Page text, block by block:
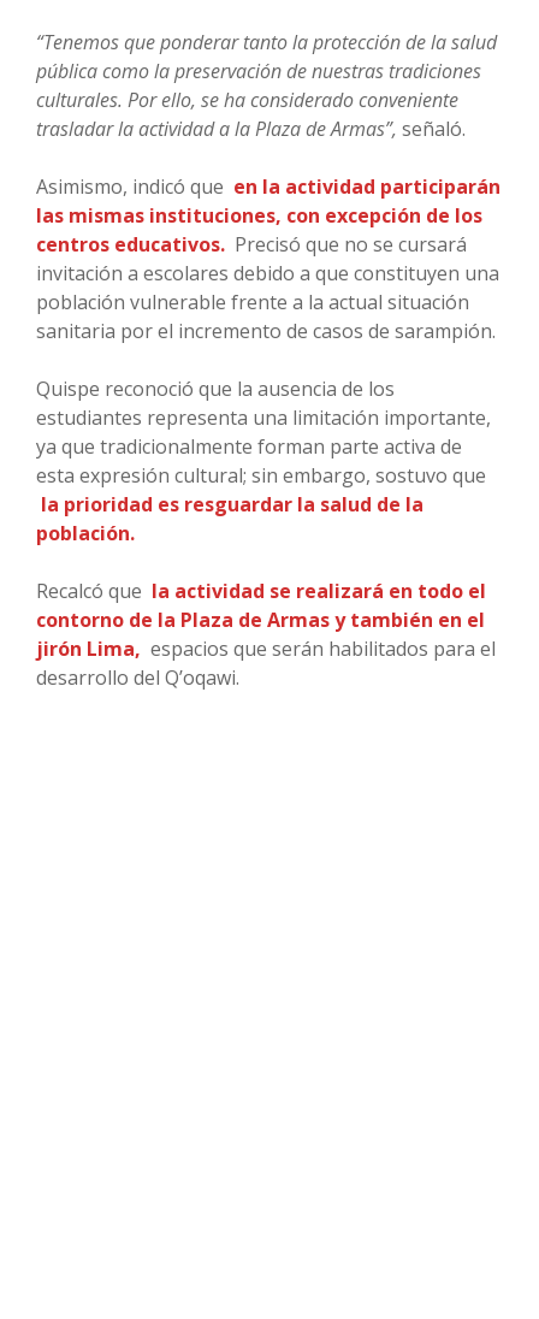
“Tenemos que ponderar tanto la protección de la salud
pública como la preservación de nuestras tradiciones
culturales. Por ello, se ha considerado conveniente
trasladar la actividad a la Plaza de Armas”, señaló.
Asimismo, indicó que en la actividad participarán
las mismas instituciones, con excepción de los
centros educativos. Precisó que no se cursará
invitación a escolares debido a que constituyen una
población vulnerable frente a la actual situación
sanitaria por el incremento de casos de sarampión.
Quispe reconoció que la ausencia de los
estudiantes representa una limitación importante,
ya que tradicionalmente forman parte activa de
esta expresión cultural; sin embargo, sostuvo que
la prioridad es resguardar la salud de la
población.
Recalcó que la actividad se realizará en todo el
contorno de la Plaza de Armas y también en el
jirón Lima, espacios que serán habilitados para el
desarrollo del Q’oqawi.